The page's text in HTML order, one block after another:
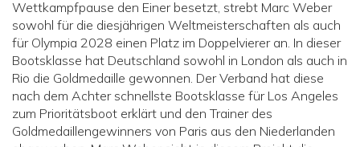
Wettkampfpause den Einer besetzt, strebt Marc Weber
sowohl für die diesjährigen Weltmeisterschaften als auch
für Olympia 2028 einen Platz im Doppelvierer an. In dieser
Bootsklasse hat Deutschland sowohl in London als auch in
Rio die Goldmedaille gewonnen. Der Verband hat diese
nach dem Achter schnellste Bootsklasse für Los Angeles
zum Prioritätsboot erklärt und den Trainer des
Goldmedaillengewinners von Paris aus den Niederlanden